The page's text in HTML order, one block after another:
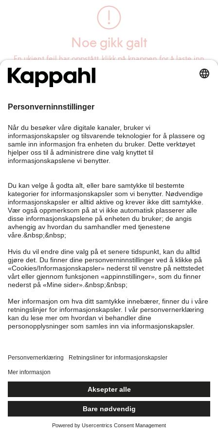
Noe gikk galt
En ukjent feil har oppstått, klikk på knappen for å laste inn
siden på nytt.